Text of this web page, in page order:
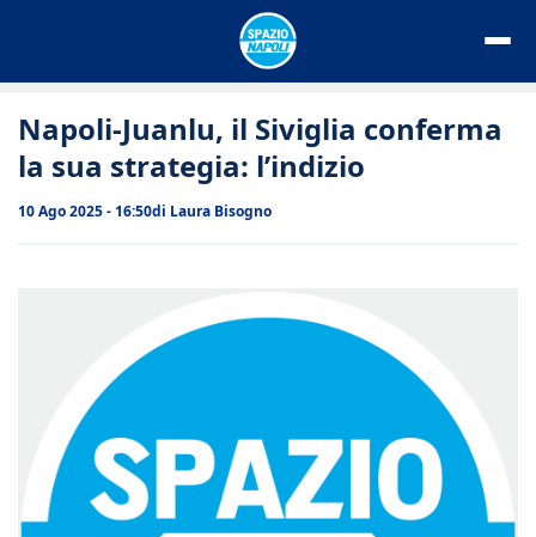
Napoli-Juanlu, il Siviglia conferma
la sua strategia: l’indizio
10 Ago 2025 - 16:50di Laura Bisogno